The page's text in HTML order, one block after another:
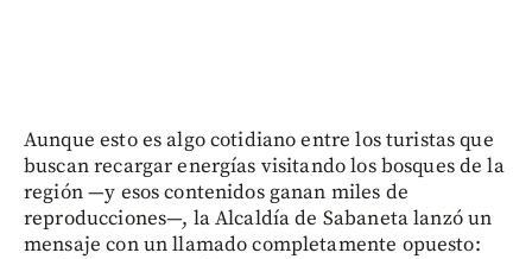
Aunque esto es algo cotidiano entre los turistas que
buscan recargar energías visitando los bosques de la
región —y esos contenidos ganan miles de
reproducciones—, la Alcaldía de Sabaneta lanzó un
mensaje con un llamado completamente opuesto: